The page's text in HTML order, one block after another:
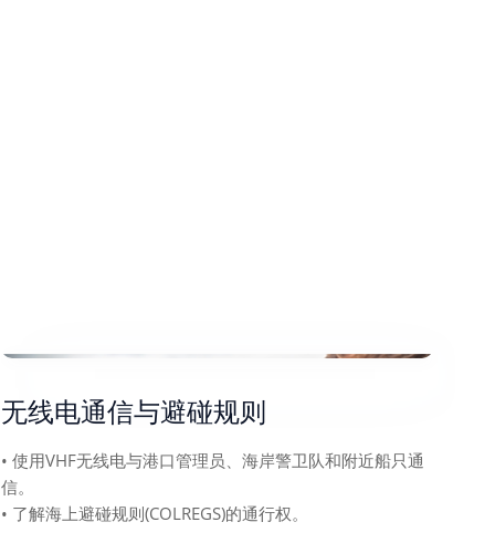
无线电通信与避碰规则
• 使用VHF无线电与港口管理员、海岸警卫队和附近船只通
信。
• 了解海上避碰规则(COLREGS)的通行权。